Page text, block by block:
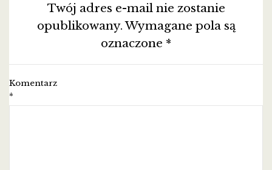
Twój adres e-mail nie zostanie
opublikowany.Wymagane pola są
oznaczone *
Komentarz
*